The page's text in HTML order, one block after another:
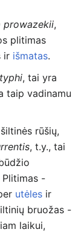
prowazekii,
plitimas
ir išmatas.
, tai yra
taip vadinamu
rūšių,
, t.y., tai
Plitimas -
utėles ir
bruožas -
laikui,